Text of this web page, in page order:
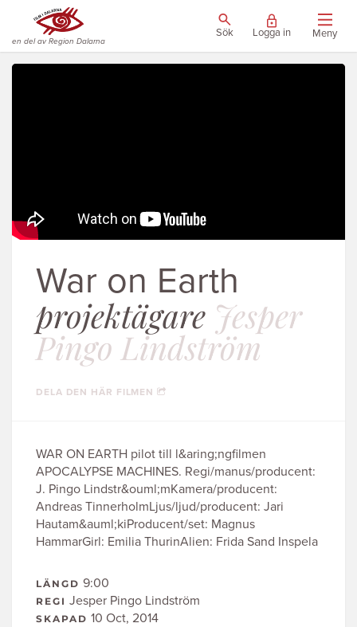
en del av Region Dalarna
Sök Logga in Meny
War on Earth
projektägare Jesper
Pingo Lindström
DELA DEN HÄR FILMEN
WAR ON EARTH pilot till l&aring;ngfilmen
APOCALYPSE MACHINES. Regi/manus/producent:
J. Pingo Lindstr&ouml;mKamera/producent:
Andreas TinnerholmLjus/ljud/producent: Jari
Hautam&auml;kiProducent/set: Magnus
HammarGirl: Emilia ThurinAlien: Frida Sand Inspela
LÄNGD 9:00
REGI Jesper Pingo Lindström
SKAPAD 10 Oct, 2014